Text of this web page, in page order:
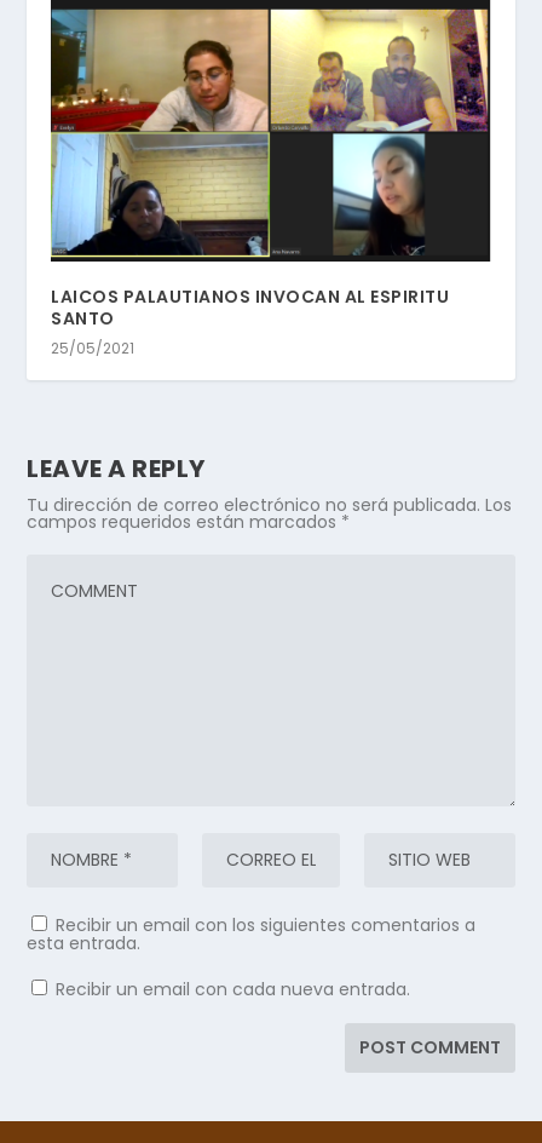
LAICOS PALAUTIANOS INVOCAN AL ESPIRITU
SANTO
25/05/2021
LEAVE A REPLY
Tu dirección de correo electrónico no será publicada. Los
campos requeridos están marcados *
Recibir un email con los siguientes comentarios a
esta entrada.
Recibir un email con cada nueva entrada.